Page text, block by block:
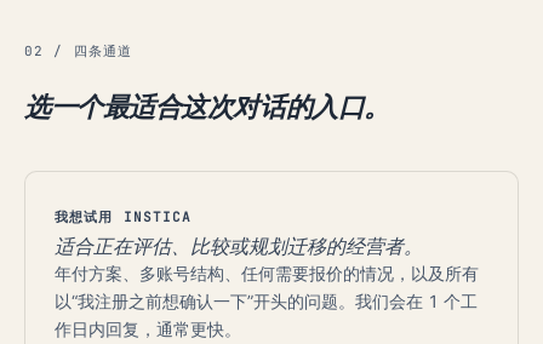
02 / 四条通道
选一个最适合这次对话的入口。
我想试用 INSTICA
适合正在评估、比较或规划迁移的经营者。
年付方案、多账号结构、任何需要报价的情况，以及所有
以“我注册之前想确认一下”开头的问题。我们会在 1 个工
作日内回复，通常更快。